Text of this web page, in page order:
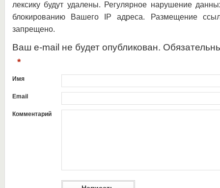
лексику будут удалены. Регулярное нарушение
блокированию Вашего IP адреса. Размещение
запрещено.
Ваш e-mail не будет опубликован.
*
Имя
Email
Комментарий